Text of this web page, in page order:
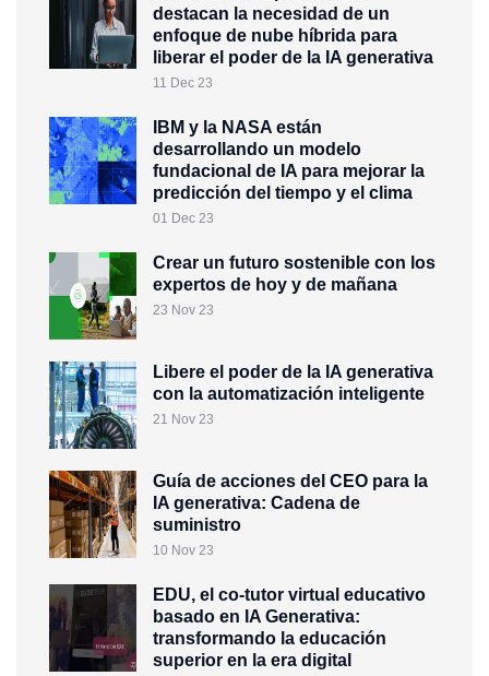
destacan la necesidad de un
enfoque de nube híbrida para
liberar el poder de la IA generativa
11 Dec 23
IBM y la NASA están
desarrollando un modelo
fundacional de IA para mejorar la
predicción del tiempo y el clima
01 Dec 23
Crear un futuro sostenible con los
expertos de hoy y de mañana
23 Nov 23
Libere el poder de la IA generativa
con la automatización inteligente
21 Nov 23
Guía de acciones del CEO para la
IA generativa: Cadena de
suministro
10 Nov 23
EDU, el co-tutor virtual educativo
basado en IA Generativa:
transformando la educación
superior en la era digital